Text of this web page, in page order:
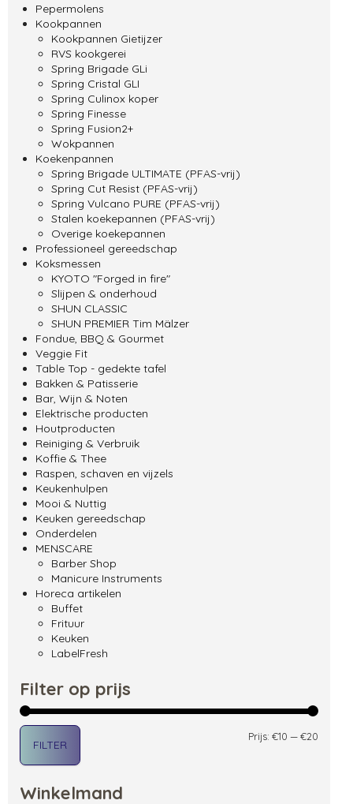
Pepermolens
Kookpannen
Kookpannen Gietijzer
RVS kookgerei
Spring Brigade GLi
Spring Cristal GLI
Spring Culinox koper
Spring Finesse
Spring Fusion2+
Wokpannen
Koekenpannen
Spring Brigade ULTIMATE (PFAS-vrij)
Spring Cut Resist (PFAS-vrij)
Spring Vulcano PURE (PFAS-vrij)
Stalen koekepannen (PFAS-vrij)
Overige koekepannen
Professioneel gereedschap
Koksmessen
KYOTO "Forged in fire"
Slijpen & onderhoud
SHUN CLASSIC
SHUN PREMIER Tim Mälzer
Fondue, BBQ & Gourmet
Veggie Fit
Table Top - gedekte tafel
Bakken & Patisserie
Bar, Wijn & Noten
Elektrische producten
Houtproducten
Reiniging & Verbruik
Koffie & Thee
Raspen, schaven en vijzels
Keukenhulpen
Mooi & Nuttig
Keuken gereedschap
Onderdelen
MENSCARE
Barber Shop
Manicure Instruments
Horeca artikelen
Buffet
Frituur
Keuken
LabelFresh
Filter op prijs
FILTER
Prijs: €10 — €20
Winkelmand